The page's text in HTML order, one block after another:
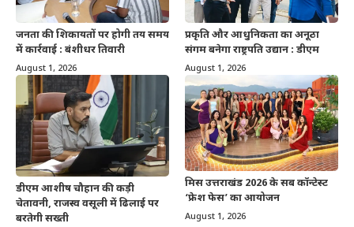
जनता की शिकायतों पर होगी तय समय
में कार्रवाई : बंशीधर तिवारी
August 1, 2026
प्रकृति और आधुनिकता का अनूठा
संगम बनेगा राष्ट्रपति उद्यान : डीएम
August 1, 2026
डीएम आशीष चौहान की कड़ी
चेतावनी, राजस्व वसूली में ढिलाई पर
बरतेगी सख्ती
मिस उत्तराखंड 2026 के सब कॉन्टेस्ट
‘फ्रेश फेस’ का आयोजन
August 1, 2026